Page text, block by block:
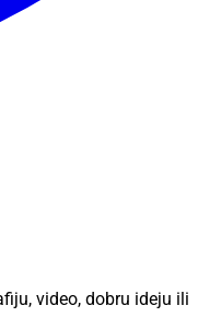
video, dobru ideju ili